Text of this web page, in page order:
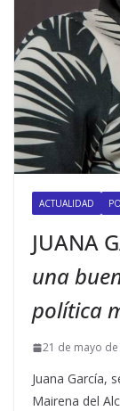
ACTUALIDAD
JUANA
una
política
21 de mayo
Juana García,
Mairena del